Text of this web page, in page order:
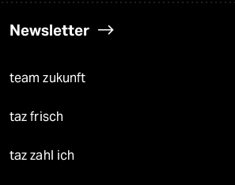
Newsletter
team zukunft
taz frisch
taz zahl ich